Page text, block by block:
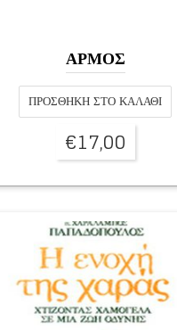
ΑΡΜΟΣ
ΠΡΟΣΘΉΚΗ ΣΤΟ ΚΑΛΆΘΙ
€17,00